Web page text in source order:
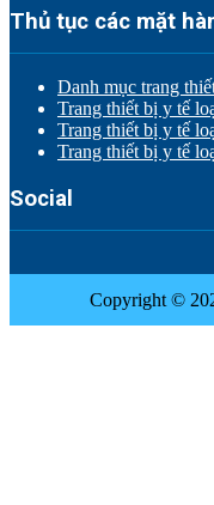
Thủ tục các mặt
Danh mục trang
Trang thiết bị y tế
Trang thiết bị y tế
Trang thiết bị y tế
Social
Copyright ©